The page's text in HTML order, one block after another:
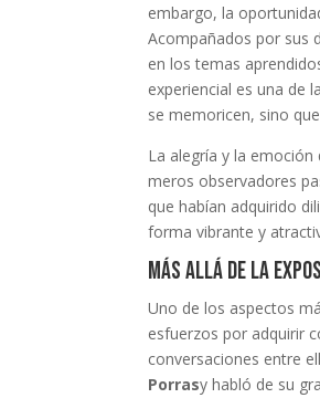
embargo, la
Acompañados por sus
en los temas
experiencial es una de
se memoricen, sino
La alegría y la
meros observadores
que habían adquirido
forma vibrante y
Más allá de la
Uno de los aspectos
esfuerzos por adquirir
conversaciones entre
Porrasy habló de su